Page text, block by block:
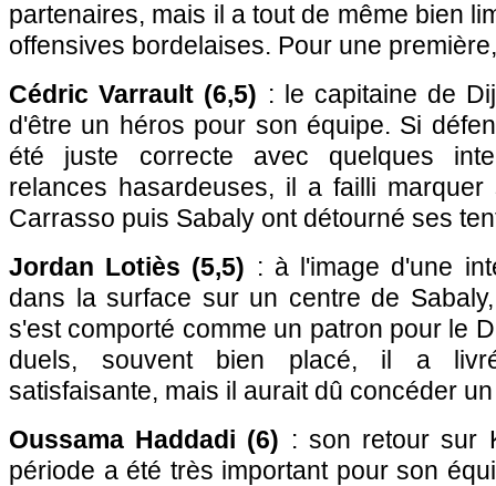
partenaires, mais il a tout de même bien
offensives bordelaises. Pour une
Cédric Varrault (6,5) : le capitaine de
d'être un héros pour son équipe. Si
été juste correcte avec quelques
relances hasardeuses, il a failli
Carrasso puis Sabaly ont détourné ses
Jordan Lotiès (5,5) : à l'image d'une
dans la surface sur un centre de
s'est comporté comme un patron pour le
duels, souvent bien placé, il a
satisfaisante, mais il aurait dû concéder
Oussama Haddadi (6) : son retour sur
période a été très important pour son